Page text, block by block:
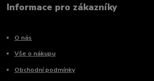
Informace pro zákazníky
O nás
Vše o nákupu
Obchodní podmínky